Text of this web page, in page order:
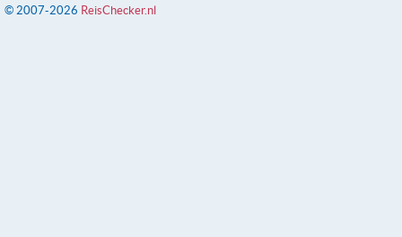
© 2007-2026 ReisChecker.nl